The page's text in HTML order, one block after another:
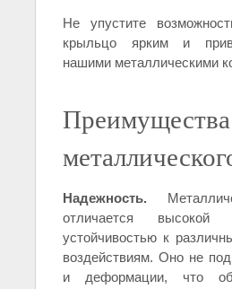
Не упустите
крыльцо ярким и
нашими металлическими
Преимущества
Надежность.
отличается высокой
устойчивостью к
воздействиям. Оно не
и деформации, что